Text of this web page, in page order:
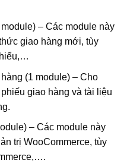
– Các module này
giao hàng mới, tùy
(1 module) – Cho
giao hàng và tài liệu
– Các module này
trị WooCommerce, tùy